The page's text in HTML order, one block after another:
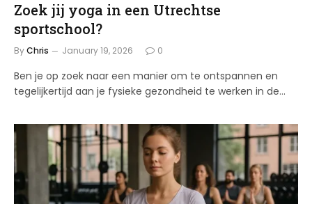
Zoek jij yoga in een Utrechtse
sportschool?
ByChris January 19, 2026 0
Ben je op zoek naar een manier om te ontspannen en
tegelijkertijd aan je fysieke gezondheid te werken in de…